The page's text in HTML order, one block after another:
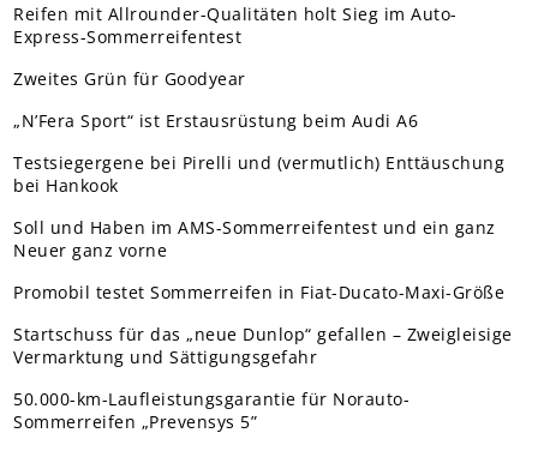
Reifen mit Allrounder-Qualitäten holt Sieg im Auto-
Express-Sommerreifentest
Zweites Grün für Goodyear
„N’Fera Sport“ ist Erstausrüstung beim Audi A6
Testsiegergene bei Pirelli und (vermutlich) Enttäuschung
bei Hankook
Soll und Haben im AMS-Sommerreifentest und ein ganz
Neuer ganz vorne
Promobil testet Sommerreifen in Fiat-Ducato-Maxi-Größe
Startschuss für das „neue Dunlop“ gefallen – Zweigleisige
Vermarktung und Sättigungsgefahr
50.000-km-Laufleistungsgarantie für Norauto-
Sommerreifen „Prevensys 5”